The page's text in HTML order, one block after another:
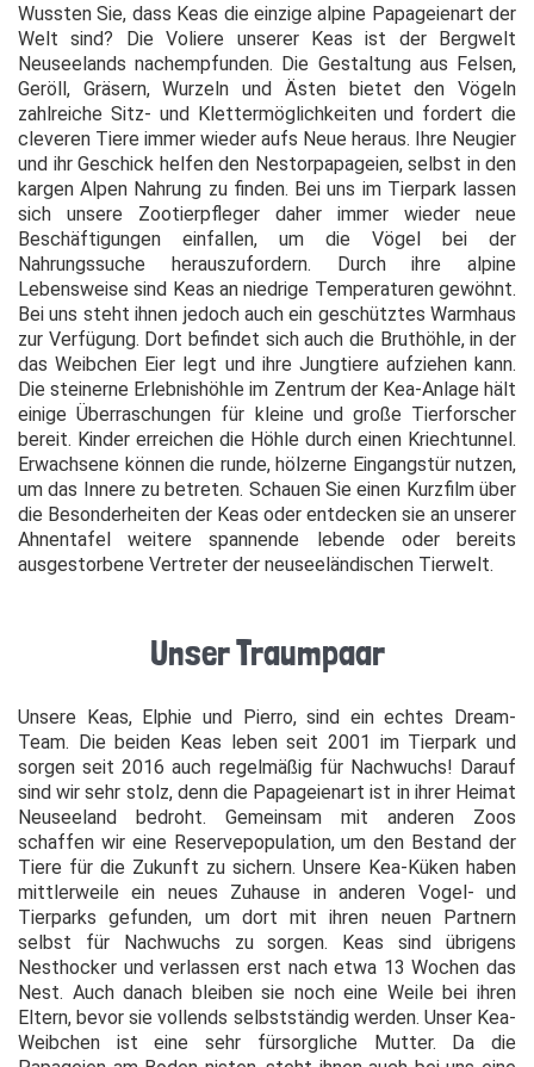
Wussten Sie, dass Keas die einzige alpine Papageienart der
Welt sind? Die Voliere unserer Keas ist der Bergwelt
Neuseelands nachempfunden. Die Gestaltung aus Felsen,
Geröll, Gräsern, Wurzeln und Ästen bietet den Vögeln
zahlreiche Sitz- und Klettermöglichkeiten und fordert die
cleveren Tiere immer wieder aufs Neue heraus. Ihre Neugier
und ihr Geschick helfen den Nestorpapageien, selbst in den
kargen Alpen Nahrung zu finden. Bei uns im Tierpark lassen
sich unsere Zootierpfleger daher immer wieder neue
Beschäftigungen einfallen, um die Vögel bei der
Nahrungssuche herauszufordern. Durch ihre alpine
Lebensweise sind Keas an niedrige Temperaturen gewöhnt.
Bei uns steht ihnen jedoch auch ein geschütztes Warmhaus
zur Verfügung. Dort befindet sich auch die Bruthöhle, in der
das Weibchen Eier legt und ihre Jungtiere aufziehen kann.
Die steinerne Erlebnishöhle im Zentrum der Kea-Anlage hält
einige Überraschungen für kleine und große Tierforscher
bereit. Kinder erreichen die Höhle durch einen Kriechtunnel.
Erwachsene können die runde, hölzerne Eingangstür nutzen,
um das Innere zu betreten. Schauen Sie einen Kurzfilm über
die Besonderheiten der Keas oder entdecken sie an unserer
Ahnentafel weitere spannende lebende oder bereits
ausgestorbene Vertreter der neuseeländischen Tierwelt.
Unser Traumpaar
Unsere Keas, Elphie und Pierro, sind ein echtes Dream-
Team. Die beiden Keas leben seit 2001 im Tierpark und
sorgen seit 2016 auch regelmäßig für Nachwuchs! Darauf
sind wir sehr stolz, denn die Papageienart ist in ihrer Heimat
Neuseeland bedroht. Gemeinsam mit anderen Zoos
schaffen wir eine Reservepopulation, um den Bestand der
Tiere für die Zukunft zu sichern. Unsere Kea-Küken haben
mittlerweile ein neues Zuhause in anderen Vogel- und
Tierparks gefunden, um dort mit ihren neuen Partnern
selbst für Nachwuchs zu sorgen. Keas sind übrigens
Nesthocker und verlassen erst nach etwa 13 Wochen das
Nest. Auch danach bleiben sie noch eine Weile bei ihren
Eltern, bevor sie vollends selbstständig werden. Unser Kea-
Weibchen ist eine sehr fürsorgliche Mutter. Da die